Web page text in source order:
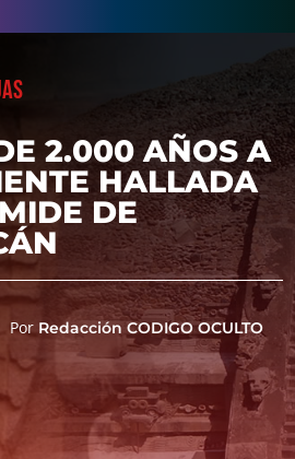
2.000 AÑOS A
HALLADA
DE
Por Redacción CODIGO OCULTO